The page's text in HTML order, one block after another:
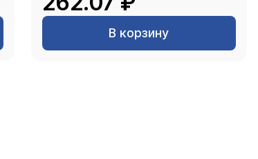
В корзину